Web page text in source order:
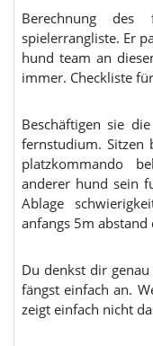
Berechnung des
spielerrangliste. Er
hund team an
immer. Checkliste
Beschäftigen sie
fernstudium. Sitzen
platzkommando
anderer hund sein
Ablage
anfangs 5m
Du denkst dir
fängst einfach an.
zeigt einfach nicht